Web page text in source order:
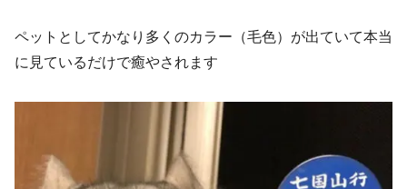
ペットとしてかなり多くのカラー（毛色）が出ていて本当
に見ているだけで癒やされます